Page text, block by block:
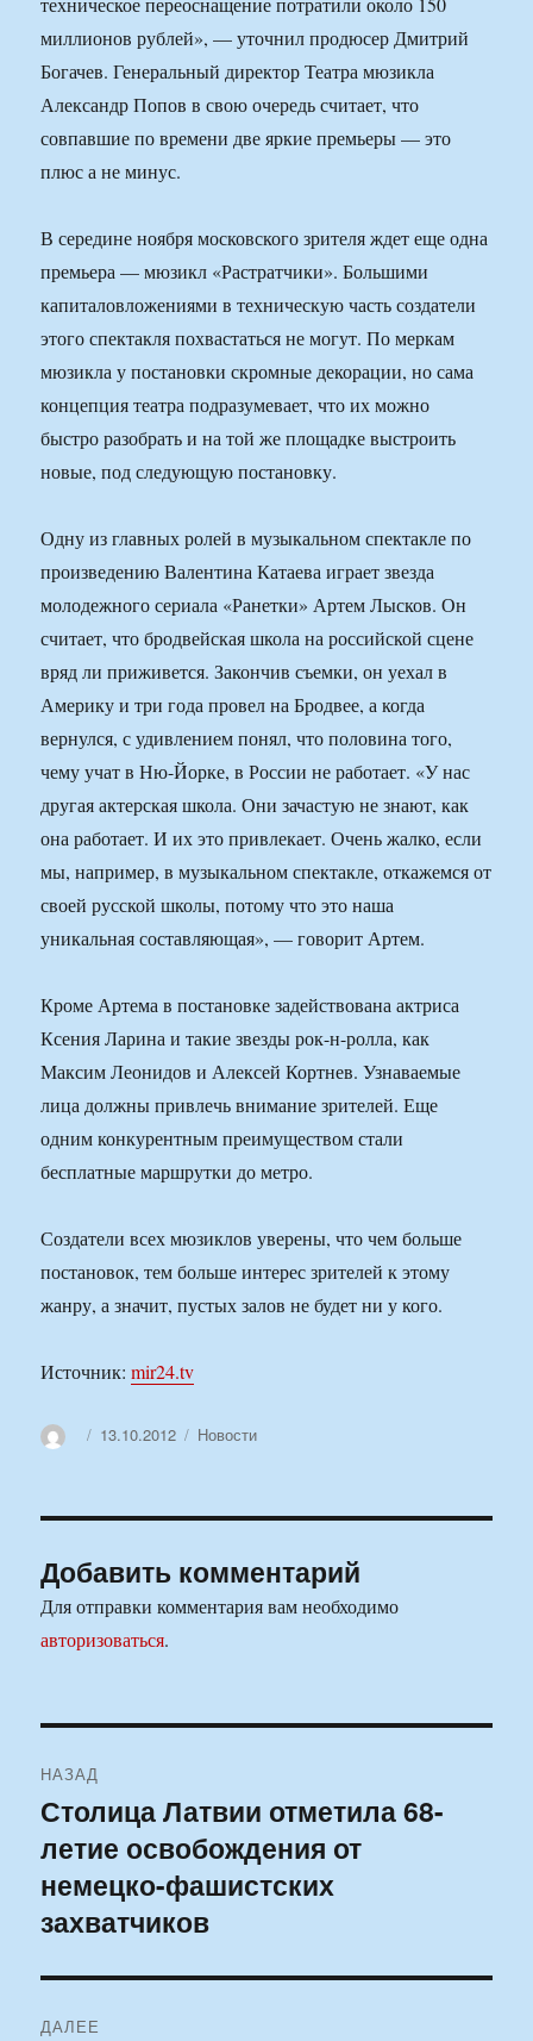
миллионов рублей», — уточнил продюсер Дмитрий
Богачев. Генеральный директор Театра мюзикла
Александр Попов в свою очередь считает, что
совпавшие по времени две яркие премьеры — это
плюс а не минус.
В середине ноября московского зрителя ждет еще одна
премьера — мюзикл «Растратчики». Большими
капиталовложениями в техническую часть создатели
этого спектакля похвастаться не могут. По меркам
мюзикла у постановки скромные декорации, но сама
концепция театра подразумевает, что их можно
быстро разобрать и на той же площадке выстроить
новые, под следующую постановку.
Одну из главных ролей в музыкальном спектакле по
произведению Валентина Катаева играет звезда
молодежного сериала «Ранетки» Артем Лысков. Он
считает, что бродвейская школа на российской сцене
вряд ли приживется. Закончив съемки, он уехал в
Америку и три года провел на Бродвее, а когда
вернулся, с удивлением понял, что половина того,
чему учат в Ню-Йорке, в России не работает. «У нас
другая актерская школа. Они зачастую не знают, как
она работает. И их это привлекает. Очень жалко, если
мы, например, в музыкальном спектакле, откажемся от
своей русской школы, потому что это наша
уникальная составляющая», — говорит Артем.
Кроме Артема в постановке задействована актриса
Ксения Ларина и такие звезды рок-н-ролла, как
Максим Леонидов и Алексей Кортнев. Узнаваемые
лица должны привлечь внимание зрителей. Еще
одним конкурентным преимуществом стали
бесплатные маршрутки до метро.
Создатели всех мюзиклов уверены, что чем больше
постановок, тем больше интерес зрителей к этому
жанру, а значит, пустых залов не будет ни у кого.
Источник:mir24.tv
АвторОпубликовано
13.10.2012 Рубрики
Новости
Добавить комментарий
Для отправки комментария вам необходимо
авторизоваться.
по
записям
НАЗАД
Предыдущая
запись:
Столица Латвии отметила 68-
летие освобождения от
немецко-фашистских
захватчиков
ДАЛЕЕ